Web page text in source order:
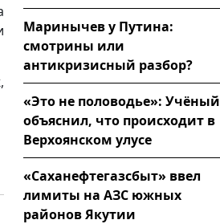
Маринычев у Путина:
смотрины или
антикризисный разбор?
«Это не половодье»: Учёный
объяснил, что происходит в
Верхоянском улусе
«Саханефтегазсбыт» ввел
лимиты на АЗС южных
районов Якутии